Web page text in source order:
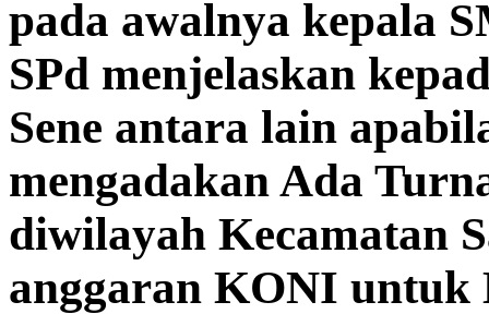
pada awalnya kepala
SPd menjelaskan
Sene antara lain
mengadakan Ada
diwilayah Kecamatan
anggaran KONI untuk